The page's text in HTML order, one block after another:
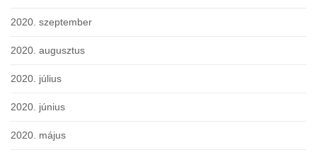
2020. szeptember
2020. augusztus
2020. július
2020. június
2020. május